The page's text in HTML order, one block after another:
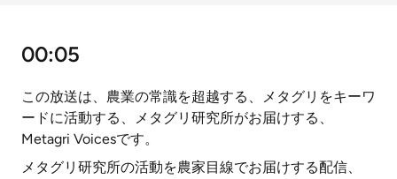
00:05
この放送は、農業の常識を超越する、メタグリをキーワ
ードに活動する、メタグリ研究所がお届けする、
Metagri Voicesです。
メタグリ研究所の活動を農家目線でお届けする配信、